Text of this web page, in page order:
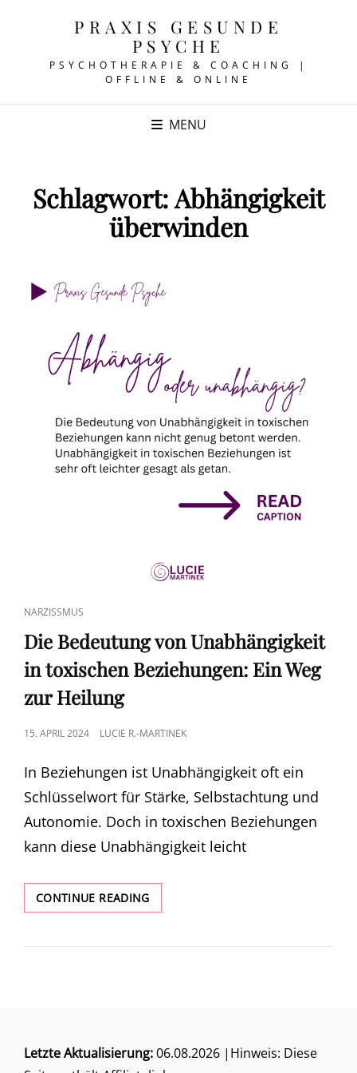
PRAXIS GESUNDE
PSYCHE
PSYCHOTHERAPIE & COACHING |
OFFLINE & ONLINE
MENU
Schlagwort:Abhängigkeit
überwinden
CAT
LINKS
NARZISSMUS
Die Bedeutung von Unabhängigkeit
in toxischen Beziehungen: Ein Weg
zur Heilung
POSTED
15. APRIL 2024 LUCIE R.-MARTINEK
In Beziehungen ist Unabhängigkeit oft ein
Schlüsselwort für Stärke, Selbstachtung und
Autonomie. Doch in toxischen Beziehungen
kann diese Unabhängigkeit leicht
CONTINUE READINGDIE
BEDEUTUNG
UNABHÄNGIGKEIT
ZUR
HEILUNG
Letzte Aktualisierung:06.08.2026 |Hinweis: Diese